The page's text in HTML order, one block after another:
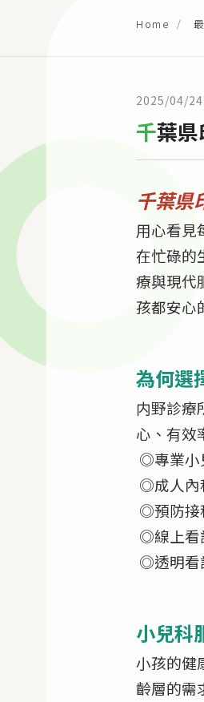
Home
2025/04/24
千
千葉県
用心看見
在忙碌的
療與現代
孩都安心
為何選
内野診療
心、有效
◎專業小
◎成人內
◎預防接
◎線上看
◎透明看
小兒科
小孩的健
齡層的需